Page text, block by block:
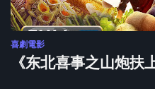
喜劇電影
《东北喜事之山炮扶